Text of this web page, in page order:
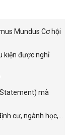
Mundus Cơ hội
kiện được nghỉ
Statement) mà
cư, ngành học,...